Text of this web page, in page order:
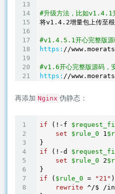
#升级方法，比如
将v1. 4.2增量包上传至
#v1.4.5.1开心完整版源
https: //
#v1.6开心完整版源码，
https: //
再添加 Nginx 伪静态：
if (!-f
set
$rule_0 1
if (!-d
set
$rule_0 2
if ( $rule_0 = "21"
rewrite ^/$ /